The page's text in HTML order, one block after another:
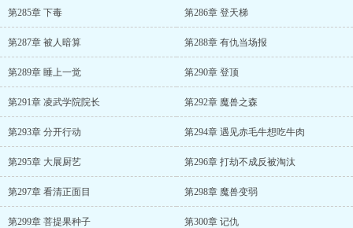
第285章 下毒 第286章 登天梯
第287章 被人暗算 第288章 有仇当场报
第289章 睡上一觉 第290章 登顶
第291章 凌武学院院长 第292章 魔兽之森
第293章 分开行动 第294章 遇见赤毛牛想吃牛肉
第295章 大展厨艺 第296章 打劫不成反被淘汰
第297章 看清正面目 第298章 魔兽变弱
第299章 菩提果种子 第300章 记仇